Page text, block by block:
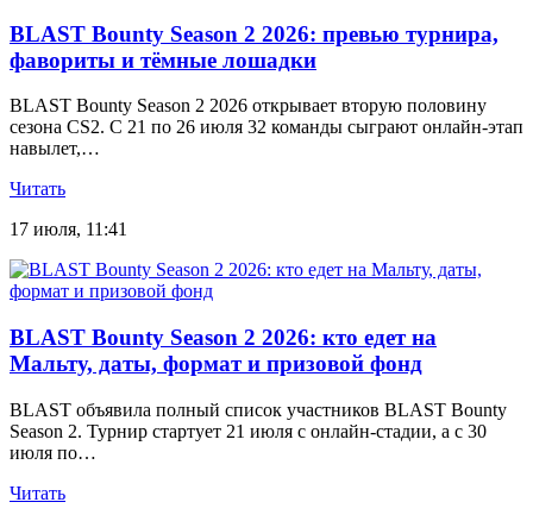
BLAST Bounty Season 2 2026: превью турнира,
фавориты и тёмные лошадки
BLAST Bounty Season 2 2026 открывает вторую половину
сезона CS2. С 21 по 26 июля 32 команды сыграют онлайн-этап
навылет,…
Читать
17 июля, 11:41
BLAST Bounty Season 2 2026: кто едет на
Мальту, даты, формат и призовой фонд
BLAST объявила полный список участников BLAST Bounty
Season 2. Турнир стартует 21 июля с онлайн-стадии, а с 30
июля по…
Читать